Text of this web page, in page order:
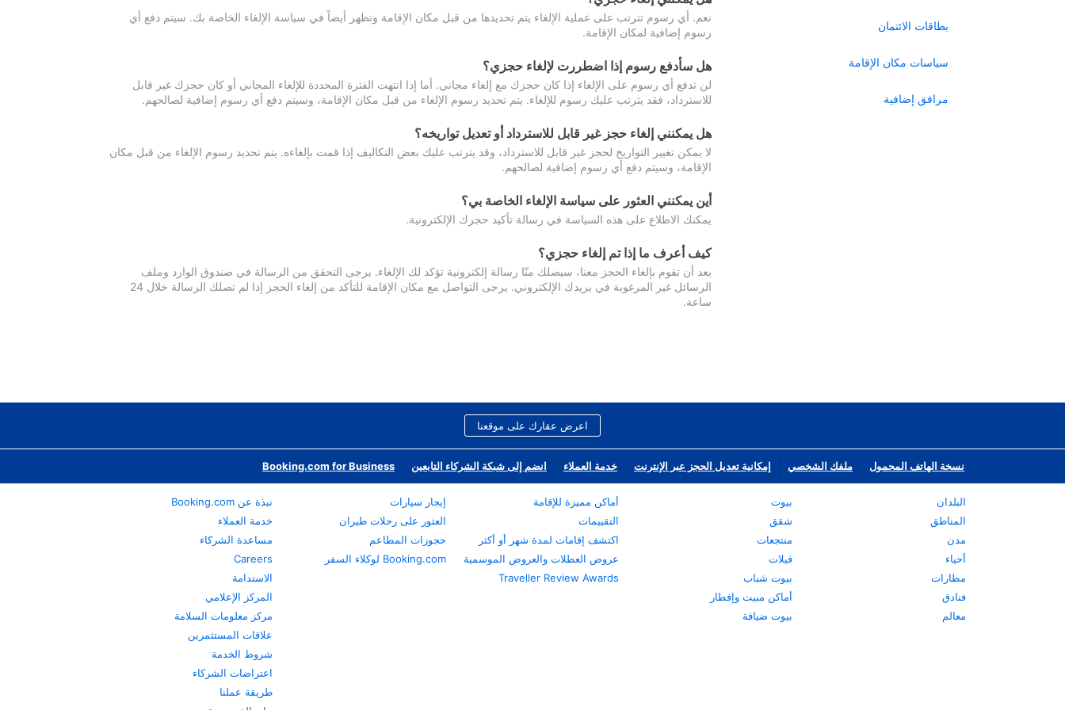
بطاقات الائتمان
سياسات مكان الإقامة
مرافق إضافية
نعم. أي رسوم تترتب على عملية الإلغاء يتم تحديدها من قبل مكان الإقامة وتظهر أيضاً في سياسة الإلغاء الخاصة بك. سيتم دفع أي
رسوم إضافية لمكان الإقامة.
هل سأدفع رسوم إذا اضطررت لإلغاء حجزي؟
لن تدفع أي رسوم على الإلغاء إذا كان حجزك مع إلغاء مجاني. أما إذا انتهت الفترة المحددة للإلغاء المجاني أو كان حجزك غير قابل
للاسترداد، فقد يترتب عليك رسوم للإلغاء. يتم تحديد رسوم الإلغاء من قبل مكان الإقامة، وسيتم دفع أي رسوم إضافية لصالحهم.
هل يمكنني إلغاء حجز غير قابل للاسترداد أو تعديل تواريخه؟
لا يمكن تغيير التواريخ لحجز غير قابل للاسترداد، وقد يترتب عليك بعض التكاليف إذا قمت بإلغاءه. يتم تحديد رسوم الإلغاء من قبل مكان
الإقامة، وسيتم دفع أي رسوم إضافية لصالحهم.
أين يمكنني العثور على سياسة الإلغاء الخاصة بي؟
يمكنك الاطلاع على هذه السياسة في رسالة تأكيد حجزك الإلكترونية.
كيف أعرف ما إذا تم إلغاء حجزي؟
بعد أن تقوم بإلغاء الحجز معنا، سيصلك منّا رسالة إلكترونية تؤكد لك الإلغاء. يرجى التحقق من الرسالة في صندوق الوارد وملف
الرسائل غير المرغوبة في بريدك الإلكتروني. يرجى التواصل مع مكان الإقامة للتأكد من إلغاء الحجز إذا لم تصلك الرسالة خلال 24
ساعة.
اعرض عقارك على موقعنا
نسخة الهاتف المحمول ملفك الشخصي إمكانية تعديل الحجز عبر الإنترنت خدمة العملاء انضم إلى شبكة الشركاء التابعين Booking.com for Business
البلدان
المناطق
مدن
أحياء
مطارات
فنادق
معالم
بيوت
شقق
منتجعات
فيلات
بيوت شباب
أماكن مبيت وإفطار
بيوت ضيافة
أماكن مميزة للإقامة
التقييمات
اكتشف إقامات لمدة شهر أو أكثر
عروض العطلات والعروض الموسمية
Traveller Review Awards
إيجار سيارات
العثور على رحلات طيران
حجوزات المطاعم
Booking.com لوكلاء السفر
نبذة عن Booking.com
خدمة العملاء
مساعدة الشركاء
Careers
الاستدامة
المركز الإعلامي
مركز معلومات السلامة
علاقات المستثمرين
شروط الخدمة
اعتراضات الشركاء
طريقة عملنا